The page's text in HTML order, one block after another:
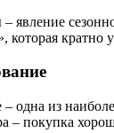
явление
которая
одна из
– покупка